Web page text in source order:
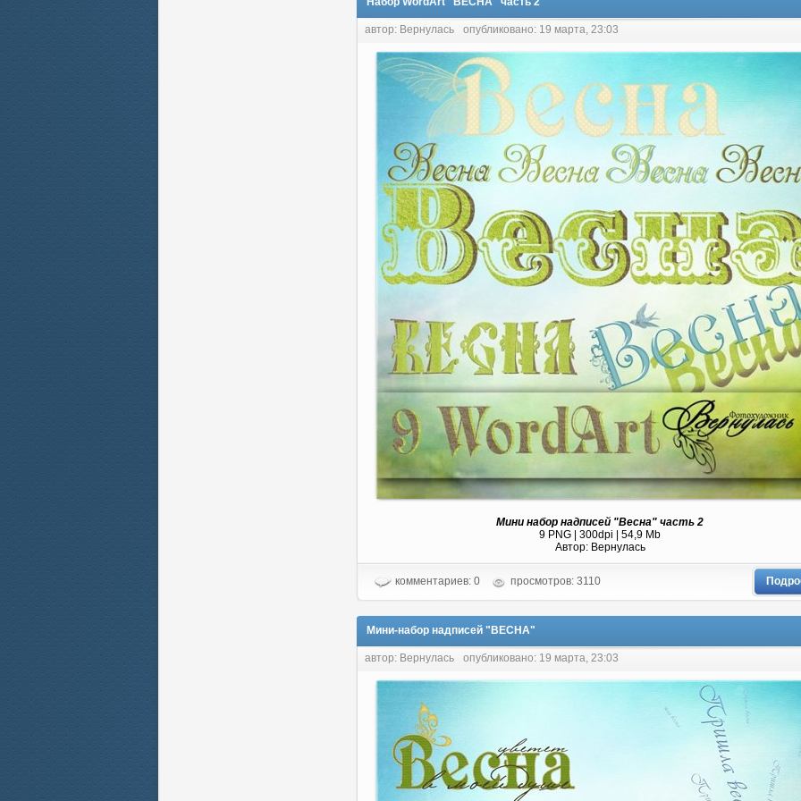
автор: Вернулась опубликовано: 19 марта, 23:03
Мини набор надписей "Весна" часть 2
9 PNG | 300dpi | 54,9 Mb
Автор: Вернулась
комментариев: 0 просмотров: 3110
Мини-набор надписей "ВЕСНА"
автор: Вернулась опубликовано: 19 марта, 23:03